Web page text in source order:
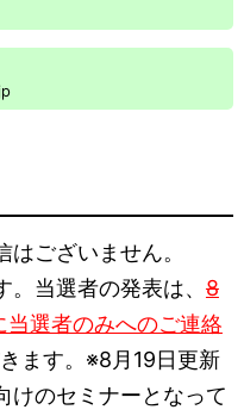
ございません。
当選者の発表は、 8
選者のみへのご連絡
ます。※8月19日更新
けのセミナーとなって